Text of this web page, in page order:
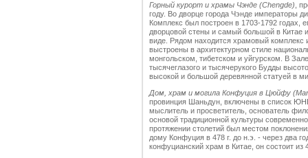
Горный курорт и храмы Чэнде (Chengde) ,
году. Во дворце города Чэнде императоры
Комплекс был построен в 1703-1792 годах,
дворцовой стены и самый большой в Китае
виде. Рядом находится храмовый
выстроены в архитектурном стиле
монгольском, тибетском и уйгурском. В
тысячеглазого и тысячерукого Будды
высокой и большой деревянной статуей в
Дом, храм и могила Конфуция в Цюйфу
провинция Шаньдун, включены в список
мыслитель и просветитель, основатель
основой традиционной культуры
протяжении столетий был местом
дому Конфуция в 478 г. до н.э. - через два
конфуцианский храм в Китае, он состоит из